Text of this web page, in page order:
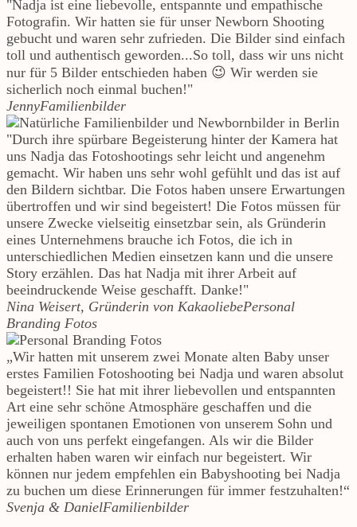
"Nadja ist eine liebevolle, entspannte und empathische
Fotografin. Wir hatten sie für unser Newborn Shooting
gebucht und waren sehr zufrieden. Die Bilder sind einfach
toll und authentisch geworden...So toll, dass wir uns nicht
nur für 5 Bilder entschieden haben 😉 Wir werden sie
sicherlich noch einmal buchen!"
JennyFamilienbilder
"Durch ihre spürbare Begeisterung hinter der Kamera hat
uns Nadja das Fotoshootings sehr leicht und angenehm
gemacht. Wir haben uns sehr wohl gefühlt und das ist auf
den Bildern sichtbar. Die Fotos haben unsere Erwartungen
übertroffen und wir sind begeistert! Die Fotos müssen für
unsere Zwecke vielseitig einsetzbar sein, als Gründerin
eines Unternehmens brauche ich Fotos, die ich in
unterschiedlichen Medien einsetzen kann und die unsere
Story erzählen. Das hat Nadja mit ihrer Arbeit auf
beeindruckende Weise geschafft. Danke!"
Nina Weisert, Gründerin von KakaoliebePersonal
Branding Fotos
„Wir hatten mit unserem zwei Monate alten Baby unser
erstes Familien Fotoshooting bei Nadja und waren absolut
begeistert!! Sie hat mit ihrer liebevollen und entspannten
Art eine sehr schöne Atmosphäre geschaffen und die
jeweiligen spontanen Emotionen von unserem Sohn und
auch von uns perfekt eingefangen. Als wir die Bilder
erhalten haben waren wir einfach nur begeistert. Wir
können nur jedem empfehlen ein Babyshooting bei Nadja
zu buchen um diese Erinnerungen für immer festzuhalten!“
Svenja & DanielFamilienbilder